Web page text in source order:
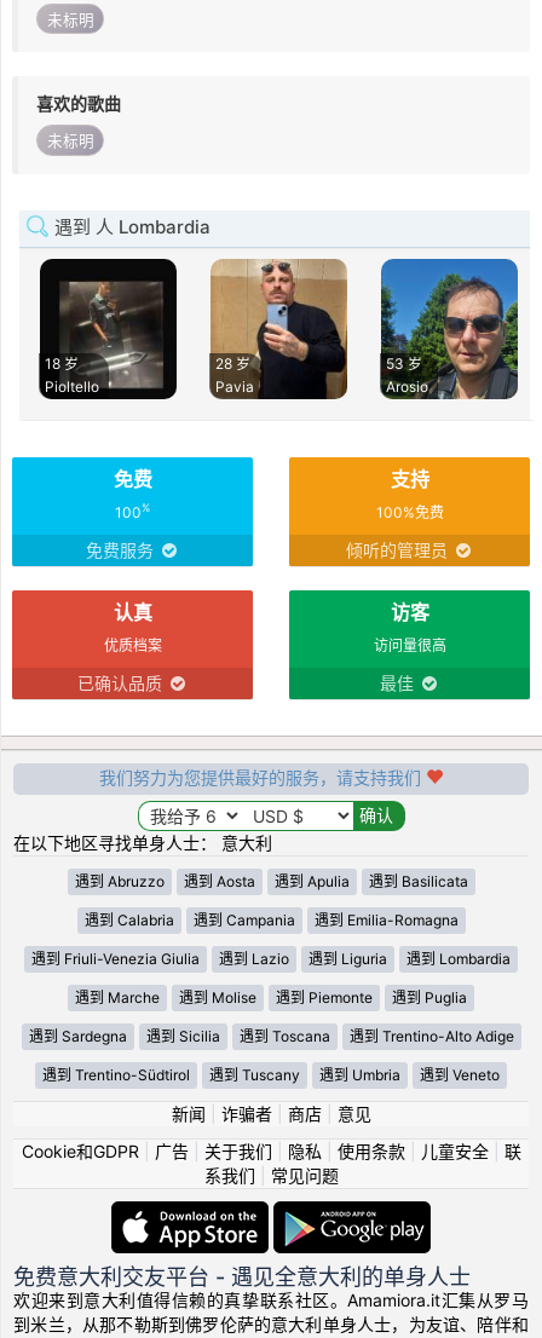
未标明
喜欢的歌曲
未标明
遇到 人 Lombardia
18 岁
Pioltello
28 岁
Pavia
53 岁
Arosio
免费
100%
免费服务
支持
100%免费
倾听的管理员
认真
优质档案
已确认品质
访客
访问量很高
最佳
我们努力为您提供最好的服务，请支持我们
在以下地区寻找单身人士： 意大利
遇到 Abruzzo 遇到 Aosta 遇到 Apulia 遇到 Basilicata
遇到 Calabria 遇到 Campania 遇到 Emilia-Romagna
遇到 Friuli-Venezia Giulia 遇到 Lazio 遇到 Liguria 遇到 Lombardia
遇到 Marche 遇到 Molise 遇到 Piemonte 遇到 Puglia
遇到 Sardegna 遇到 Sicilia 遇到 Toscana 遇到 Trentino-Alto Adige
遇到 Trentino-Südtirol 遇到 Tuscany 遇到 Umbria 遇到 Veneto
新闻 诈骗者| 商店| 意见
Cookie和GDPR
广告| 关于我们 隐私 使用条款| 儿童安全| 联
系我们
常见问题
免费意大利交友平台 - 遇见全意大利的单身人士
欢迎来到意大利值得信赖的真挚联系社区。Amamiora.it汇集从罗马
到米兰，从那不勒斯到佛罗伦萨的意大利单身人士，为友谊、陪伴和